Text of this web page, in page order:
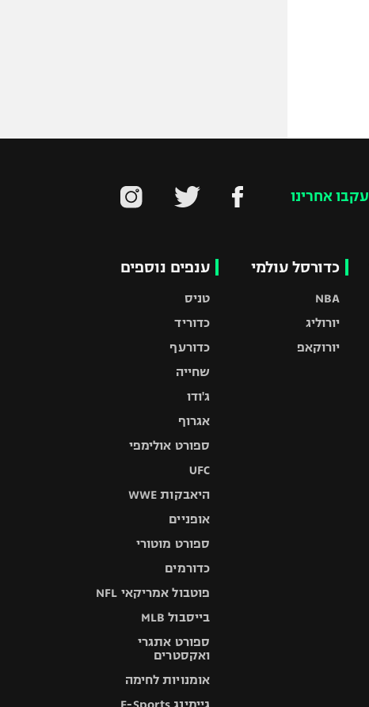
עקבו אחרינו
כדורסל עולמי
NBA
יורוליג
יורוקאפ
ענפים נוספים
טניס
כדוריד
כדורעף
שחייה
ג'ודו
אגרוף
ספורט אולימפי
UFC
היאבקות WWE
אופניים
ספורט מוטורי
כדורמים
פוטבול אמריקאי NFL
בייסבול MLB
ספורט אתגרי
ואקסטרים
אומנויות לחימה